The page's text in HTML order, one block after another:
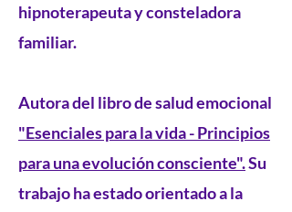
hipnoterapeuta y consteladora
familiar.
Autora del libro de salud emocional
"Esenciales para la vida - Principios
para una evolución consciente".Su
trabajo ha estado orientado a la